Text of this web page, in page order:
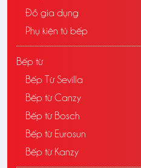
Đồ gia dụng
Phụ kiện tủ bếp
Bếp từ
Bếp Từ Sevilla
Bếp từ Canzy
Bếp từ Bosch
Bếp từ Eurosun
Bếp từ Kanzy